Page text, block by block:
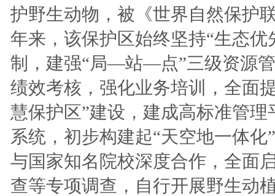
护野生动物，被《世界自然保护
年来，该保护区始终坚持“生态
制，建强“局—站—点”三级资源
绩效考核，强化业务培训，全面
慧保护区”建设，建成高标准管
系统，初步构建起“天空地一体
与国家知名院校深度合作，全面
查等专项调查，自行开展野生动